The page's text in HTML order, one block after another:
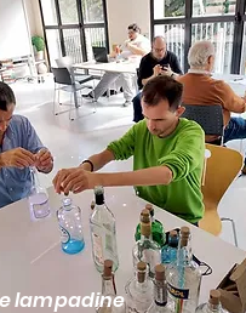
lampadine